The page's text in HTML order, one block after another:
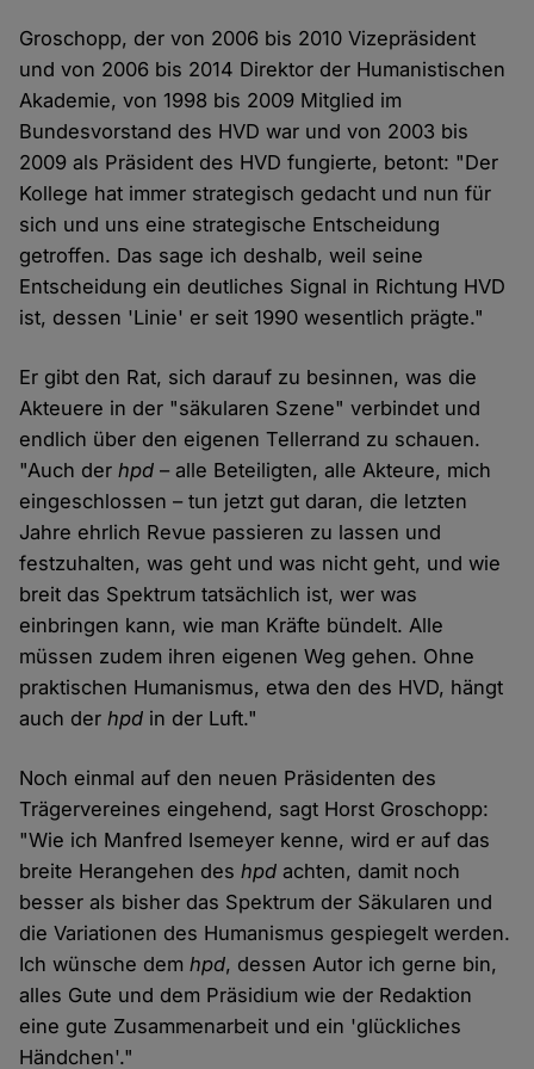
Groschopp, der von 2006 bis 2010 Vizepräsident
und von 2006 bis 2014 Direktor der Humanistischen
Akademie, von 1998 bis 2009 Mitglied im
Bundesvorstand des HVD war und von 2003 bis
2009 als Präsident des HVD fungierte, betont: "Der
Kollege hat immer strategisch gedacht und nun für
sich und uns eine strategische Entscheidung
getroffen. Das sage ich deshalb, weil seine
Entscheidung ein deutliches Signal in Richtung HVD
ist, dessen 'Linie' er seit 1990 wesentlich prägte."
Er gibt den Rat, sich darauf zu besinnen, was die
Akteuere in der "säkularen Szene" verbindet und
endlich über den eigenen Tellerrand zu schauen.
"Auch derhpd – alle Beteiligten, alle Akteure, mich
eingeschlossen – tun jetzt gut daran, die letzten
Jahre ehrlich Revue passieren zu lassen und
festzuhalten, was geht und was nicht geht, und wie
breit das Spektrum tatsächlich ist, wer was
einbringen kann, wie man Kräfte bündelt. Alle
müssen zudem ihren eigenen Weg gehen. Ohne
praktischen Humanismus, etwa den des HVD, hängt
auch derhpd in der Luft."
Noch einmal auf den neuen Präsidenten des
Trägervereines eingehend, sagt Horst Groschopp:
"Wie ich Manfred Isemeyer kenne, wird er auf das
breite Herangehen deshpd achten, damit noch
besser als bisher das Spektrum der Säkularen und
die Variationen des Humanismus gespiegelt werden.
Ich wünsche demhpd, dessen Autor ich gerne bin,
alles Gute und dem Präsidium wie der Redaktion
eine gute Zusammenarbeit und ein 'glückliches
Händchen'."